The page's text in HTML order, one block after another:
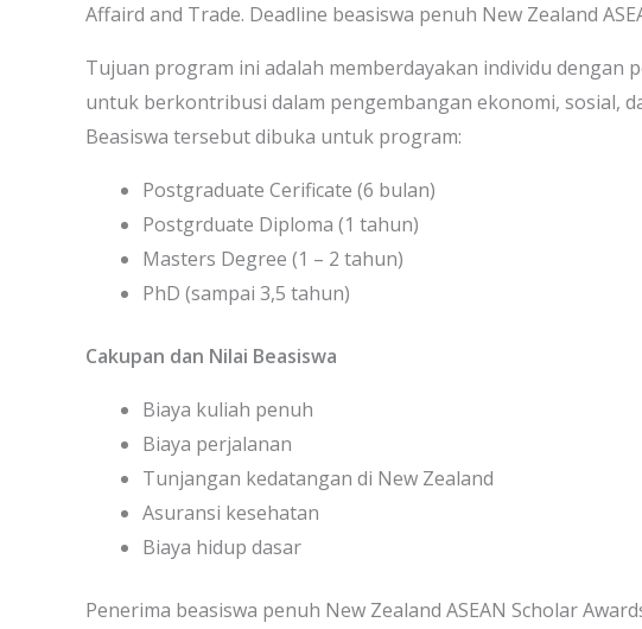
Affaird and Trade. Deadline beasiswa penuh New Zealand
Tujuan program ini adalah memberdayakan individu dengan
untuk berkontribusi dalam pengembangan ekonomi, sosial,
Beasiswa tersebut dibuka untuk program:
Postgraduate Cerificate (6 bulan)
Postgrduate Diploma (1 tahun)
Masters Degree (1 – 2 tahun)
PhD (sampai 3,5 tahun)
Cakupan dan Nilai Beasiswa
Biaya kuliah penuh
Biaya perjalanan
Tunjangan kedatangan di New Zealand
Asuransi kesehatan
Biaya hidup dasar
Penerima beasiswa penuh New Zealand ASEAN Scholar